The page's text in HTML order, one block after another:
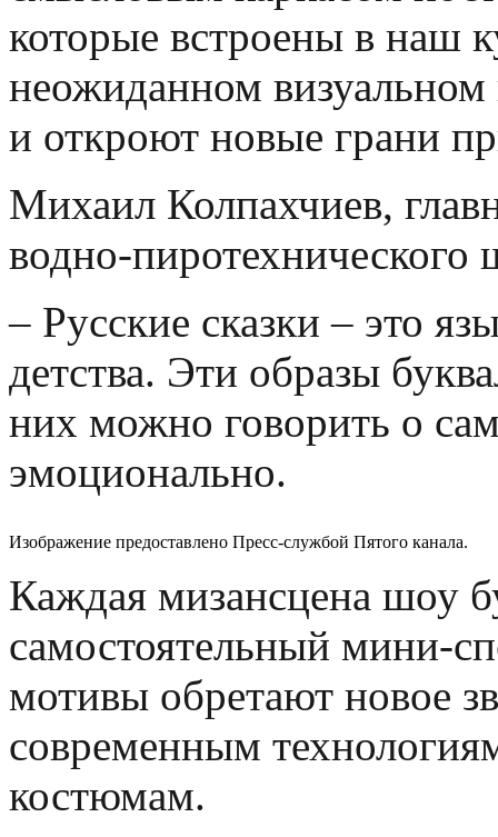
которые встроены в наш
неожиданном
и откроют новые грани
Михаил Колпахчиев,
водно-
– Русские сказки– это
детства. Эти образы
них можно говорить о
эмоционально.
Изображение предоставлено Пресс-службой Пятого канала.
Каждая мизансцена шоу
самостоятельный мини-
мотивы обретают новое
современным
костюмам.